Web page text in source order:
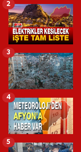
2
3
4
5